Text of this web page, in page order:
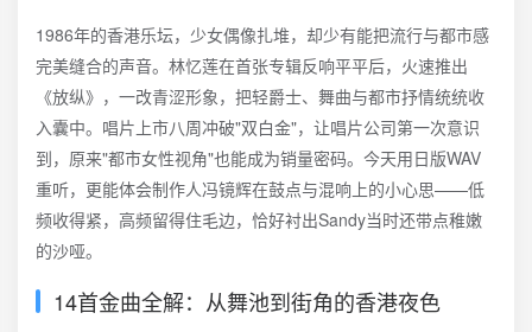
1986年的香港乐坛，少女偶像扎堆，却少有能把流行与都市感
完美缝合的声音。林忆莲在首张专辑反响平平后，火速推出
《放纵》，一改青涩形象，把轻爵士、舞曲与都市抒情统统收
入囊中。唱片上市八周冲破"双白金"，让唱片公司第一次意识
到，原来"都市女性视角"也能成为销量密码。今天用日版WAV
重听，更能体会制作人冯镜辉在鼓点与混响上的小心思——低
频收得紧，高频留得住毛边，恰好衬出Sandy当时还带点稚嫩
的沙哑。
14首金曲全解：从舞池到街角的香港夜色